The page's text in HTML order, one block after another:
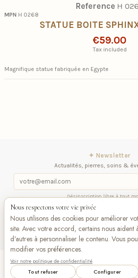
Reference H
MPN H 0268
STATUE BOITE
€59.00
Tax included
Magnifique statue fabriquée en Egypte
Add to
✦ Newsletter
Actualités, pierres, soins &
Désinscription libre à tout
iqitlinksmanager module
VISA
maestro Bancontact
Nous respectons votre vie privée
Nous utilisons des cookies pour améliorer
site. Avec votre accord, certains nous aident
d'autres à personnaliser le contenu. Vous
modifier vos préférences.
Voir notre politique de confidentialité
Tout refuser Configurer